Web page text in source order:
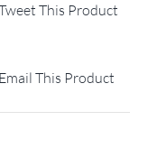
This Product
Email This Product